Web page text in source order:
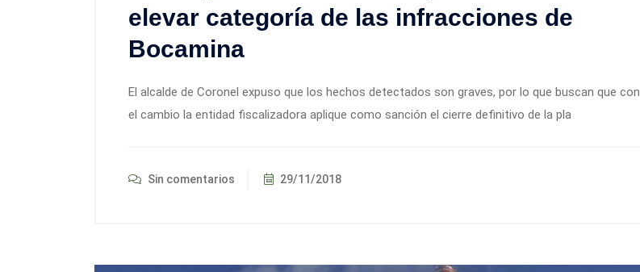
elevar categoría de las infracciones de
Bocamina
El alcalde de Coronel expuso que los hechos detectados son graves, por lo que buscan que con
el cambio la entidad fiscalizadora aplique como sanción el cierre definitivo de la pla
Sin comentarios 29/11/2018